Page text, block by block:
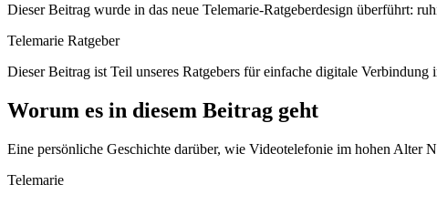
Dieser Beitrag wurde in das neue Telemarie-Ratgeberdesign überführt:
Telemarie Ratgeber
Dieser Beitrag ist Teil unseres Ratgebers für einfache digitale Verbindung
Worum es in diesem Beitrag geht
Eine persönliche Geschichte darüber, wie Videotelefonie im hohen Alter
Telemarie